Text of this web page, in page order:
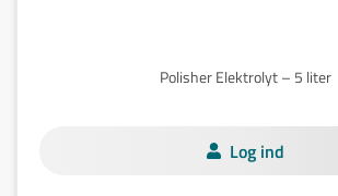
Polisher Elektrolyt – 5 liter
Log ind